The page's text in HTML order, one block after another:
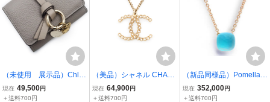
（未使用 展示品）Chloe
クロエ CHC21WP719 ア
ルファベット ハートチャ
現在 49,500円
＋送料700円
（美品）シャネル CHAN
EL ココマーク ラインスト
ーン ペンダント ネックレ
現在 64,900円
＋送料700円
（新品同様品）Pomellato
ポメラート PCB6012 ヌ
ード ジュレ K18 750 スカ
現在 352,000円
＋送料700円